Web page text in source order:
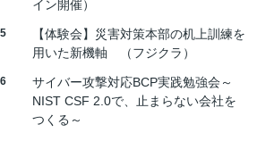
イン開催）
【体験会】災害対策本部の机上訓練を
用いた新機軸 （フジクラ）
サイバー攻撃対応BCP実践勉強会～
NIST CSF 2.0で、止まらない会社を
つくる～